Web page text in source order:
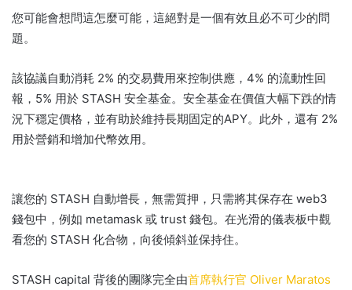
您可能會想問這怎麼可能，這絕對是一個有效且必不可少的問
題。
該協議自動消耗 2% 的交易費用來控制供應，4% 的流動性回
報，5% 用於 STASH 安全基金。 安全基金在價值大幅下跌的情
況下穩定價格，並有助於維持長期固定的APY。 此外，還有 2%
用於營銷和增加代幣效用。
讓您的 STASH 自動增長，無需質押，只需將其保存在 web3
錢包中，例如 metamask 或 trust 錢包。 在光滑的儀表板中觀
看您的 STASH 化合物，向後傾斜並保持住。
STASH capital 背後的團隊完全由首席執行官 Oliver Maratos